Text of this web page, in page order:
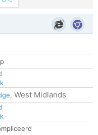
, West Midlands